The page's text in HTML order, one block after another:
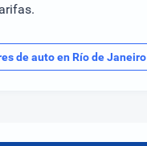
de auto en Río de Janeiro